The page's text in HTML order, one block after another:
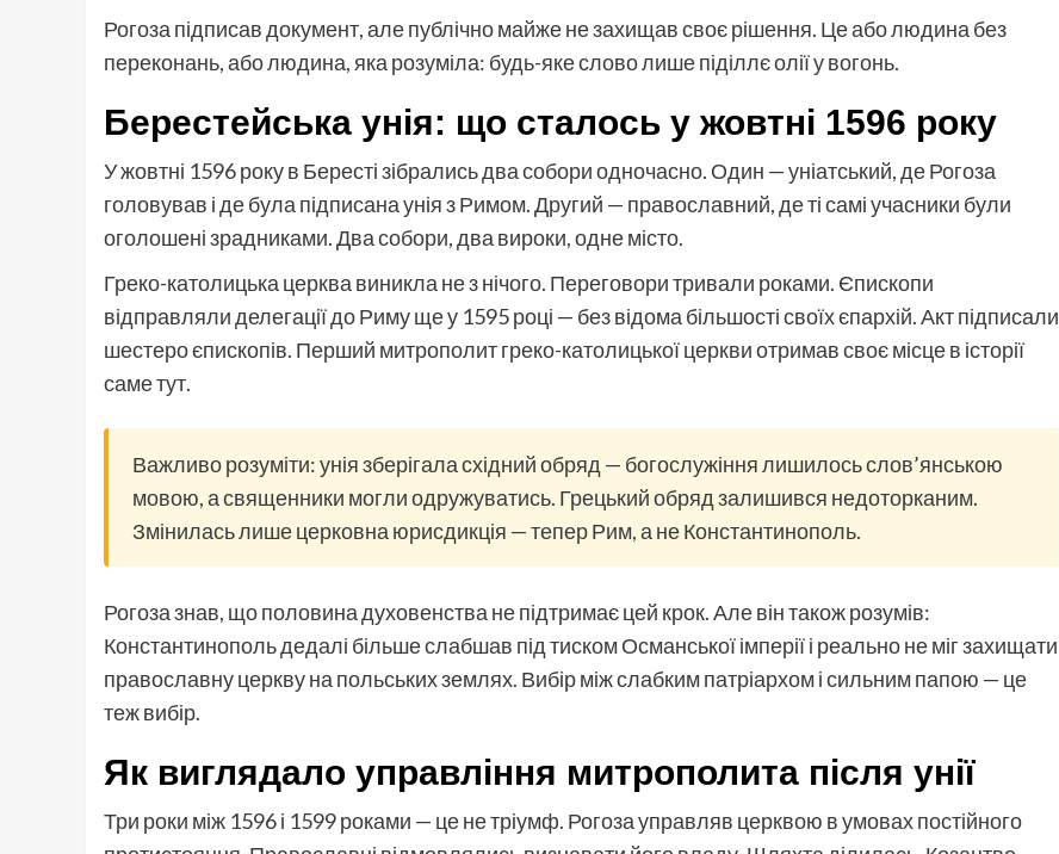
Рогоза підписав документ, але публічно майже не захищав своє рішення. Це або людина без
переконань, або людина, яка розуміла: будь-яке слово лише піділлє олії у вогонь.
Берестейська унія: що сталось у жовтні 1596 року
У жовтні 1596 року в Бересті зібрались два собори одночасно. Один — уніатський, де Рогоза
головував і де була підписана унія з Римом. Другий — православний, де ті самі учасники були
оголошені зрадниками. Два собори, два вироки, одне місто.
Греко-католицька церква виникла не з нічого. Переговори тривали роками. Єпископи
відправляли делегації до Риму ще у 1595 році — без відома більшості своїх єпархій. Акт підписали
шестеро єпископів. Перший митрополит греко-католицької церкви отримав своє місце в історії
саме тут.
Важливо розуміти: унія зберігала східний обряд — богослужіння лишилось слов’янською
мовою, а священники могли одружуватись. Грецький обряд залишився недоторканим.
Змінилась лише церковна юрисдикція — тепер Рим, а не Константинополь.
Рогоза знав, що половина духовенства не підтримає цей крок. Але він також розумів:
Константинополь дедалі більше слабшав під тиском Османської імперії і реально не міг захищати
православну церкву на польських землях. Вибір між слабким патріархом і сильним папою — це
теж вибір.
Як виглядало управління митрополита після унії
Три роки між 1596 і 1599 роками — це не тріумф. Рогоза управляв церквою в умовах постійного